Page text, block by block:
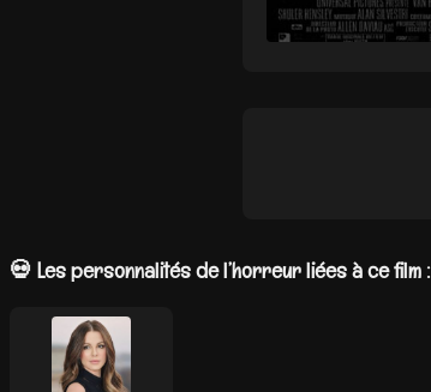
💀 Les personnalités de l’horreur liées à ce film :